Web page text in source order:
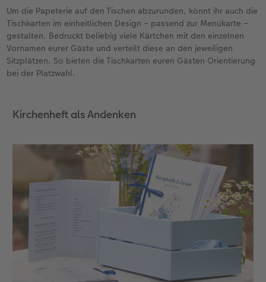
Um die Papeterie auf den Tischen abzurunden, könnt ihr auch die
Tischkarten im einheitlichen Design – passend zur Menükarte –
gestalten. Bedruckt beliebig viele Kärtchen mit den einzelnen
Vornamen eurer Gäste und verteilt diese an den jeweiligen
Sitzplätzen. So bieten die Tischkarten euren Gästen Orientierung
bei der Platzwahl.
Kirchenheft als Andenken